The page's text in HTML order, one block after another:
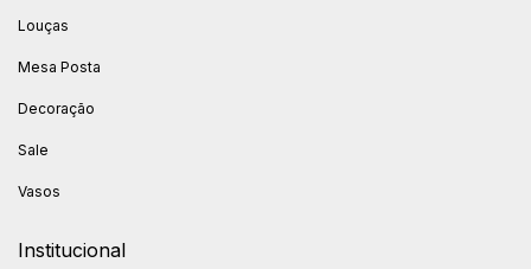
Louças
Mesa Posta
Decoração
Sale
Vasos
Institucional